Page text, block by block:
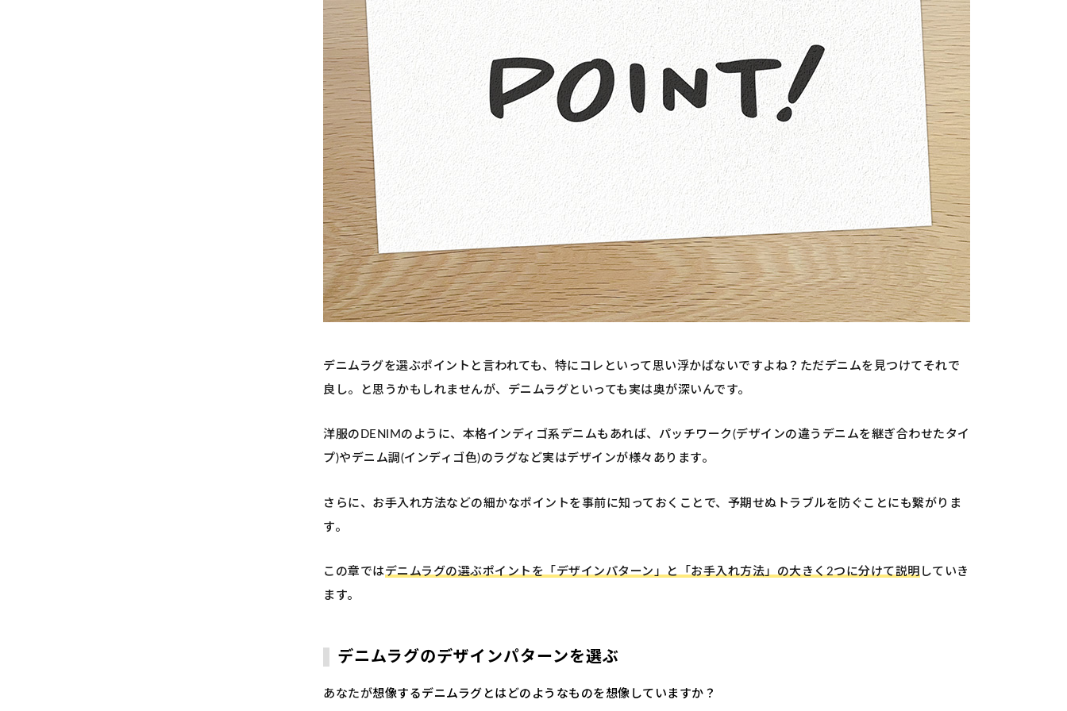
デニムラグを選ぶポイントと言われても、特にコレといって思い浮かばないですよね？ただデニムを見つけてそれで
良し。と思うかもしれませんが、デニムラグといっても実は奥が深いんです。
洋服のDENIMのように、本格インディゴ系デニムもあれば、パッチワーク(デザインの違うデニムを継ぎ合わせたタイ
プ)やデニム調(インディゴ色)のラグなど実はデザインが様々あります。
さらに、お手入れ方法などの細かなポイントを事前に知っておくことで、予期せぬトラブルを防ぐことにも繋がりま
す。
この章ではデニムラグの選ぶポイントを「デザインパターン」と「お手入れ方法」の大きく2つに分けて説明 していき
ます。
デニムラグのデザインパターンを選ぶ
あなたが想像するデニムラグとはどのようなものを想像していますか？